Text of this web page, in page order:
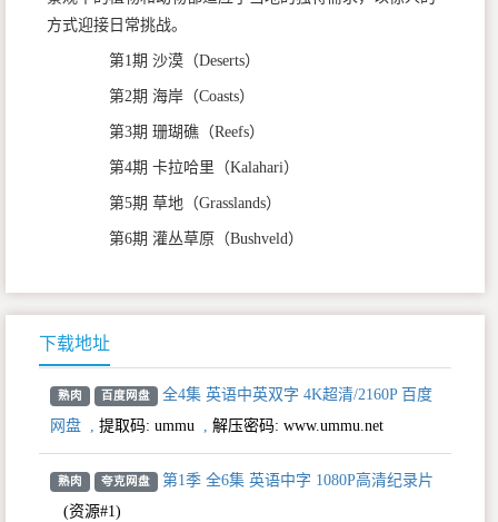
方式迎接日常挑战。
第1期 沙漠（Deserts）
第2期 海岸（Coasts）
第3期 珊瑚礁（Reefs）
第4期 卡拉哈里（Kalahari）
第5期 草地（Grasslands）
第6期 灌丛草原（Bushveld）
下载地址
熟肉 百度网盘
全4集 英语中英双字 4K超清/2160P 百度
网盘 , 提取码: ummu , 解压密码: www.ummu.net
熟肉 夸克网盘
第1季 全6集 英语中字 1080P高清纪录片
(资源#1)